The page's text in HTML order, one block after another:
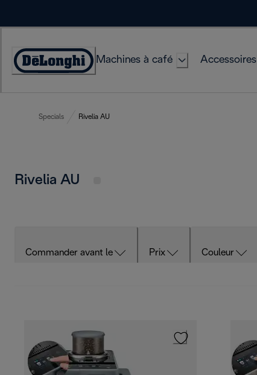
Déclaration
Machines à café Accessoires
Specials Rivelia AU
Rivelia AU
Commander avant le Prix Couleur